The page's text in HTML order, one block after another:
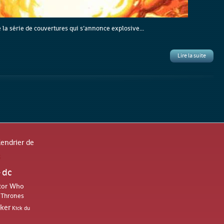
série de couvertures qui s’annonce explosive...
Lire la suite
de
dc
Who
Kick du